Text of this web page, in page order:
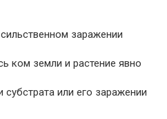
заражении
ком земли и растение явно
или его заражении